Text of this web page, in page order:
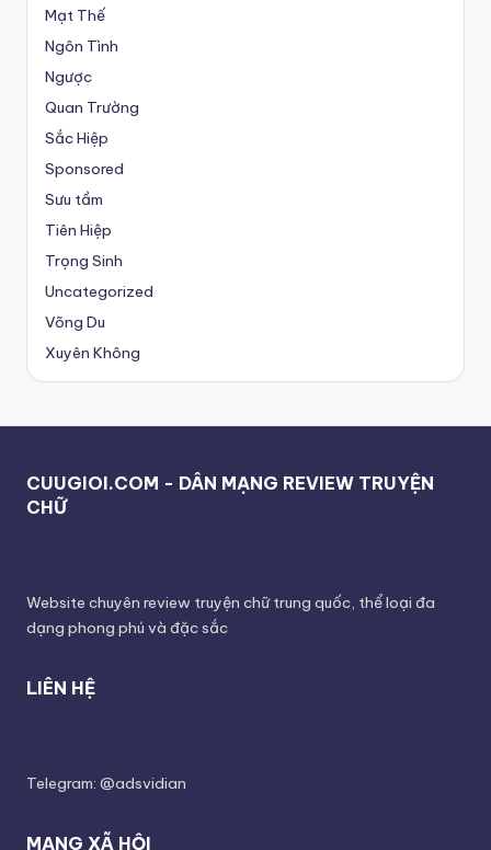
Mạt Thế
Ngôn Tình
Ngược
Quan Trường
Sắc Hiệp
Sponsored
Sưu tầm
Tiên Hiệp
Trọng Sinh
Uncategorized
Võng Du
Xuyên Không
CUUGIOI.COM - DÂN MẠNG REVIEW TRUYỆN
CHỮ
Website chuyên review truyện chữ trung quốc, thể loại đa
dạng phong phú và đặc sắc
LIÊN HỆ
Telegram: @adsvidian
MẠNG XÃ HỘI